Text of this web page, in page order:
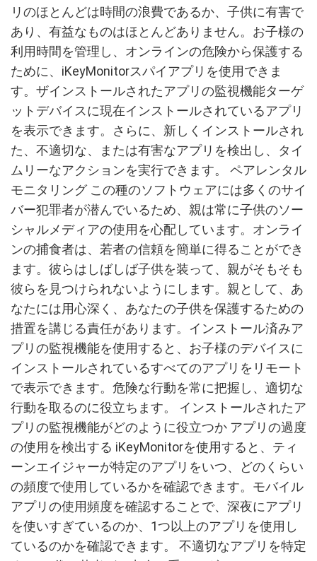
リのほとんどは時間の浪費であるか、子供に有害で
あり、有益なものはほとんどありません。お子様の
利用時間を管理し、オンラインの危険から保護する
ために、iKeyMonitorスパイアプリを使用できま
す。ザインストールされたアプリの監視機能ターゲ
ットデバイスに現在インストールされているアプリ
を表示できます。さらに、新しくインストールされ
た、不適切な、または有害なアプリを検出し、タイ
ムリーなアクションを実行できます。 ペアレンタル
モニタリング この種のソフトウェアには多くのサイ
バー犯罪者が潜んでいるため、親は常に子供のソー
シャルメディアの使用を心配しています。オンライ
ンの捕食者は、若者の信頼を簡単に得ることができ
ます。彼らはしばしば子供を装って、親がそもそも
彼らを見つけられないようにします。親として、あ
なたには用心深く、あなたの子供を保護するための
措置を講じる責任があります。インストール済みア
プリの監視機能を使用すると、お子様のデバイスに
インストールされているすべてのアプリをリモート
で表示できます。危険な行動を常に把握し、適切な
行動を取るのに役立ちます。 インストールされたア
プリの監視機能がどのように役立つか アプリの過度
の使用を検出する iKeyMonitorを使用すると、ティ
ーンエイジャーが特定のアプリをいつ、どのくらい
の頻度で使用しているかを確認できます。モバイル
アプリの使用頻度を確認することで、深夜にアプリ
を使いすぎているのか、1つ以上のアプリを使用し
ているのかを確認できます。 不適切なアプリを特定